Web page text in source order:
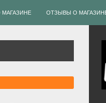
МАГАЗИНЕ ОТЗЫВЫ О